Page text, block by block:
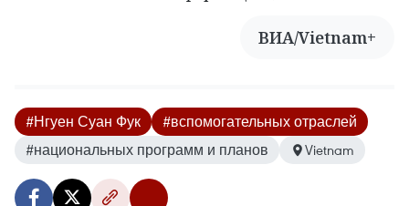
ВИА/Vietnam+
#Нгуен Суан Фук
#вспомогательных отраслей
#национальных программ и планов
Vietnam